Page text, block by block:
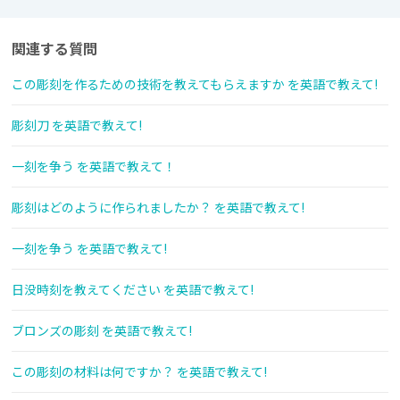
関連する質問
この彫刻を作るための技術を教えてもらえますか を英語で教えて!
彫刻刀 を英語で教えて!
一刻を争う を英語で教えて！
彫刻はどのように作られましたか？ を英語で教えて!
一刻を争う を英語で教えて!
日没時刻を教えてください を英語で教えて!
ブロンズの彫刻 を英語で教えて!
この彫刻の材料は何ですか？ を英語で教えて!